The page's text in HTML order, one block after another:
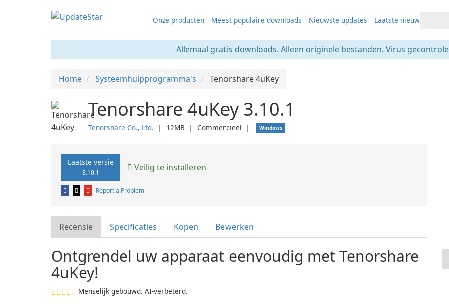
Onze producten Meest populaire downloads Nieuwste updates Laatste nieuws
Allemaal gratis downloads. Alleen originele bestanden. Virus
Home Systeemhulpprogramma's Tenorshare 4uKey
Tenorshare 4uKey 3.10.1
Tenorshare Co., Ltd. ❘ 12MB ❘ Commercieel ❘ Windows
Laatste versie
3.10.1 Veilig te installeren
Report a Problem
Recensie Specificaties Kopen Bewerken
Ontgrendel uw apparaat eenvoudig met Tenorshare
4uKey!
Menselijk gebouwd. AI-verbeterd.